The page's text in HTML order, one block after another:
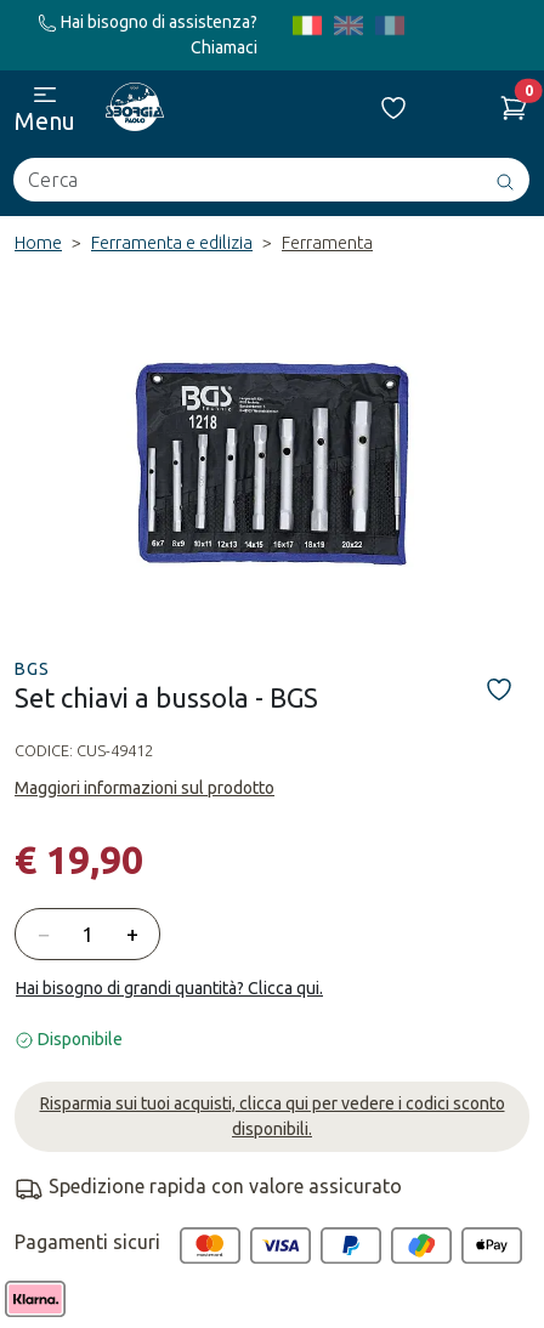
Hai bisogno di assistenza?
Chiamaci
Cerca
0
Menu
Home Ferramenta e edilizia Ferramenta
BGS
Set chiavi a bussola - BGS
CODICE: CUS-49412
Maggiori informazioni sul prodotto
€ 19,90
Quantità
− +
Hai bisogno di grandi quantità? Clicca qui.
Disponibile
Risparmia sui tuoi acquisti, clicca qui per vedere i codici sconto
disponibili.
Spedizione rapida con valore assicurato
Pagamenti sicuri